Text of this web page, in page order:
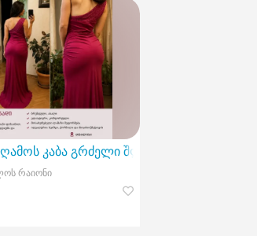
კაბა გრძელი შლეიფით
რაიონი